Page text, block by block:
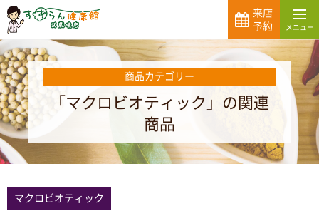
来店
予約
商品カテゴリー
「マクロビオティック」の関連
商品
マクロビオティック